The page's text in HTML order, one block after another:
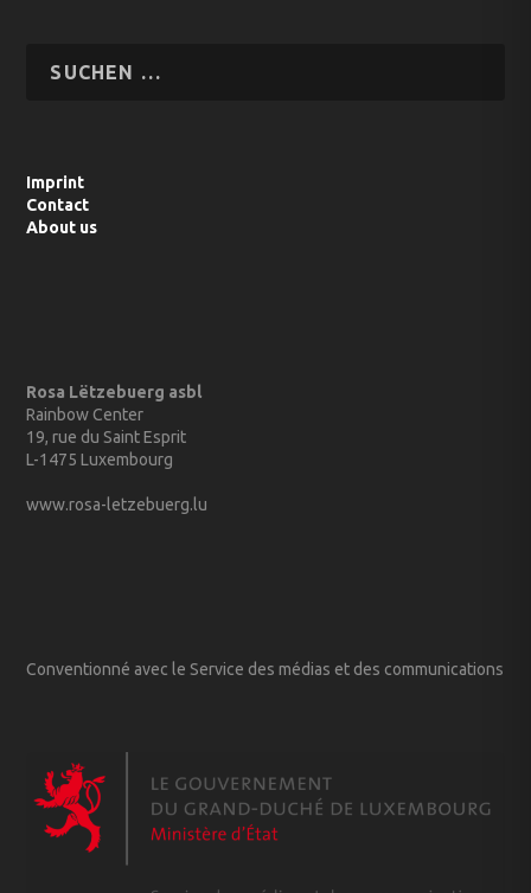
Imprint
Contact
About us
Rosa Lëtzebuerg asbl
Rainbow Center
19, rue du Saint Esprit
L-1475 Luxembourg
www.rosa-letzebuerg.lu
Conventionné avec le Service des médias et des communications